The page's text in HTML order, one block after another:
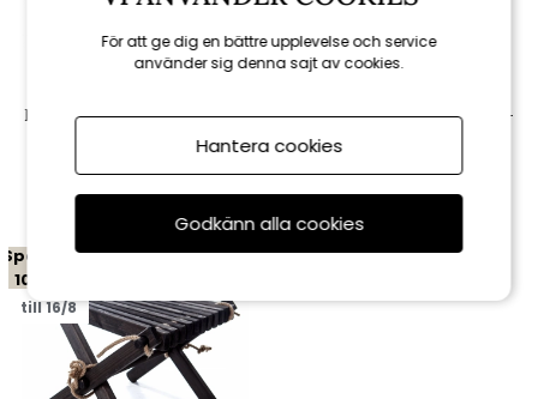
Ecobench 60 cm furu oljad -
980 kr
Ecobench 120 cm ask oljad -
1 574 kr
Spara
10%
till 16/8
För att ge dig en bättre upplevelse och service
använder sig denna sajt av cookies.
Hantera cookies
Godkänn alla cookies